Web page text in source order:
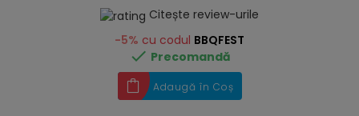
Citește review-urile
-5% cu codul BBQFEST
 Precomandă
Adaugă în Coș